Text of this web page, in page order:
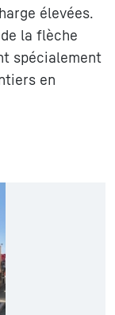
élevées.
la flèche
spécialement
en